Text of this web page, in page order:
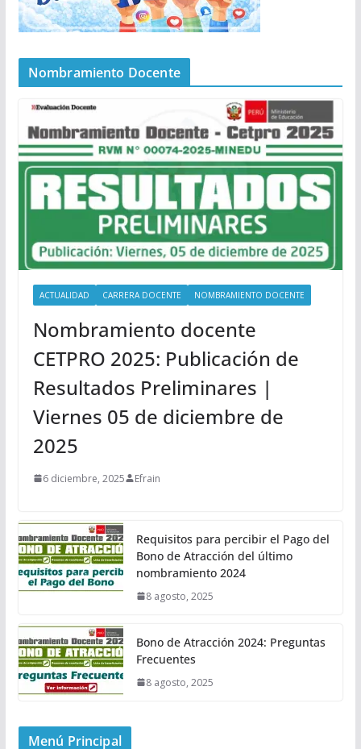
Nombramiento Docente
ACTUALIDAD CARRERA DOCENTE NOMBRAMIENTO DOCENTE
Nombramiento docente
CETPRO 2025: Publicación de
Resultados Preliminares |
Viernes 05 de diciembre de
2025
6 diciembre, 2025 Efrain
Requisitos para percibir el Pago del
Bono de Atracción del último
nombramiento 2024
8 agosto, 2025
Bono de Atracción 2024: Preguntas
Frecuentes
8 agosto, 2025
Menú Principal